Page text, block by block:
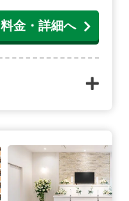
料金・詳細へ